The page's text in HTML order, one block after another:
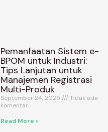
Pemanfaatan Sistem e-
BPOM untuk Industri:
Tips Lanjutan untuk
Manajemen Registrasi
Multi-Produk
September 24, 2025
Tidak ada
komentar
Read More »